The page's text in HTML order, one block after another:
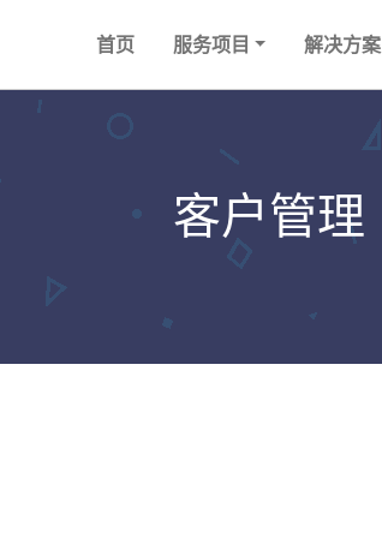
首页 服务项目 解决方案
客户管理